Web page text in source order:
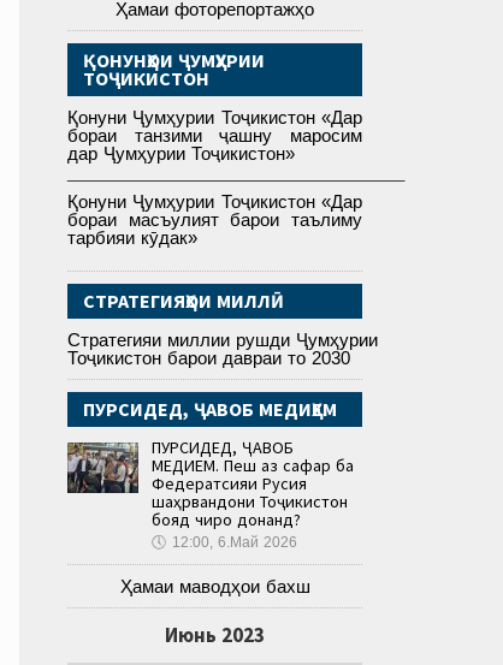
Ҳамаи фоторепортажҳо
ҚОНУНҲОИ ҶУМҲУРИИ
ТОҶИКИСТОН
Қонуни Ҷумҳурии Тоҷикистон «Дар
бораи танзими ҷашну маросим
дар Ҷумҳурии Тоҷикистон»
Қонуни Ҷумҳурии Тоҷикистон «Дар
бораи масъулият барои таълиму
тарбияи кӯдак»
СТРАТЕГИЯҲОИ МИЛЛӢ
Стратегияи миллии рушди Ҷумҳурии
Тоҷикистон барои давраи то 2030
ПУРСИДЕД, ҶАВОБ МЕДИҲЕМ
ПУРСИДЕД, ҶАВОБ
МЕДИҲЕМ. Пеш аз сафар ба
Федератсияи Русия
шаҳрвандони Тоҷикистон
бояд чиро донанд?
🕔 12:00, 6.Май 2026
Ҳамаи маводҳои бахш
Июнь 2023